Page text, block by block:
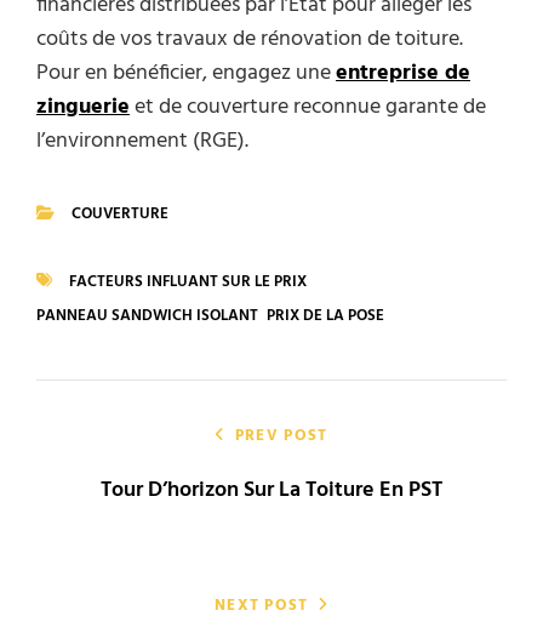
coûts de vos travaux de rénovation de toiture.
Pour en bénéficier, engagez uneentreprise de
zinguerieet de couverture reconnue garante de
l’environnement (RGE).
COUVERTURE
TAGS
FACTEURS INFLUANT SUR LE PRIX
PANNEAU SANDWICH ISOLANT PRIX DE LA POSE
l’article
PREV POST
Tour D’horizon Sur La Toiture En PST
NEXT POST